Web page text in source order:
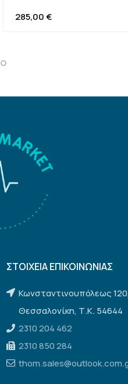
285,00€
ΣΤΟΙΧΕΙΑ ΕΠΙΚΟΙΝΩΝΙΑΣ
Κωνσταντινουπόλεως
Θεσσαλονίκη, Τ.Κ. 54644
2310 204 462
2310 850 284